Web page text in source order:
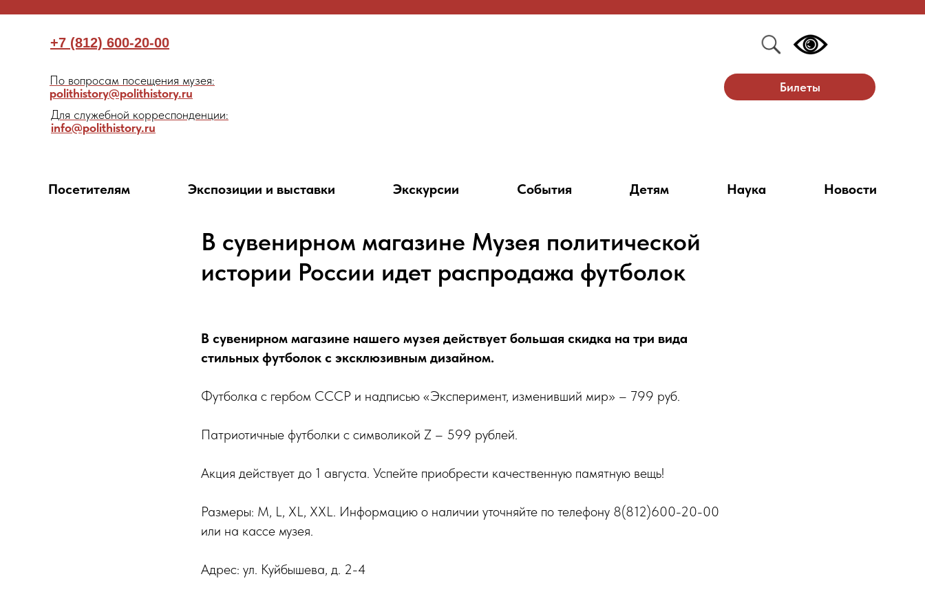
Билеты
+7 (812) 600-20-00
По вопросам посещения музея:
polithistory@polithistory.ru
Для служебной корреспонденции:
info@polithistory.ru
Посетителям Экспозиции и выставки Экскурсии События Детям Наука Новости
В сувенирном магазине Музея политической
истории России идет распродажа футболок
В сувенирном магазине нашего музея действует большая скидка на три вида
стильных футболок с эксклюзивным дизайном.
Футболка с гербом СССР и надписью «Эксперимент, изменивший мир» – 799 руб.
Патриотичные футболки с символикой Z – 599 рублей.
️Акция действует до 1 августа. Успейте приобрести качественную памятную вещь!
Размеры: М, L, XL, XXL. Информацию о наличии уточняйте по телефону 8(812)600-20-00
или на кассе музея.
Адрес: ул. Куйбышева, д. 2-4